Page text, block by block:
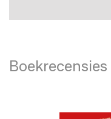
Boekrecensies